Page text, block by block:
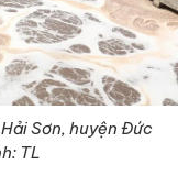
Sơn, huyện Đức
TL